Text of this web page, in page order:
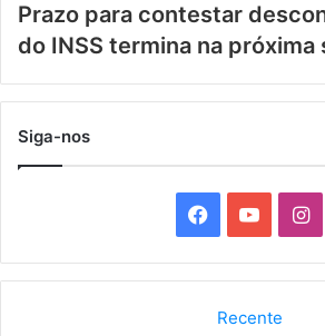
Prazo para contestar
do INSS ​termina na próxima
Siga-nos
a
o
I
n
Recente